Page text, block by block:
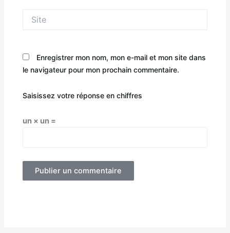
Enregistrer mon nom, mon e-mail et mon site dans
le navigateur pour mon prochain commentaire.
Saisissez votre réponse en chiffres
un × un =